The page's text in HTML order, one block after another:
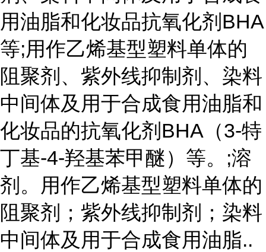
用油脂和化妆品抗氧化剂BHA
等;用作乙烯基型塑料单体的
阻聚剂、紫外线抑制剂、染料
中间体及用于合成食用油脂和
化妆品的抗氧化剂BHA（3-特
丁基-4-羟基苯甲醚）等。;溶
剂。用作乙烯基型塑料单体的
阻聚剂；紫外线抑制剂；染料
中间体及用于合成食用油脂..